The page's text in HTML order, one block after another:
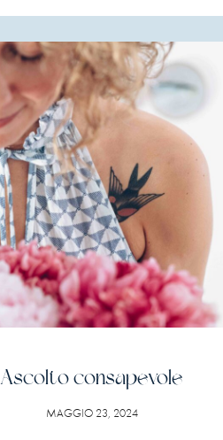
Ascolto consapevole
MAGGIO 23, 2024